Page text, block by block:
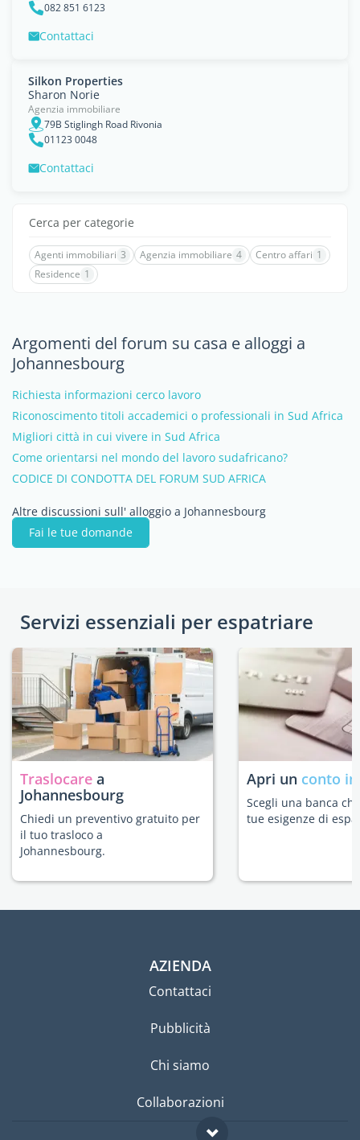
082 851 6123
Contattaci
Silkon Properties
Sharon Norie
Agenzia immobiliare
79B Stiglingh Road Rivonia
01123 0048
Contattaci
Cerca per categorie
Agenti immobiliari 3 Agenzia immobiliare 4 Centro affari 1
Residence 1
Argomenti del forum su casa e alloggi a
Johannesbourg
Richiesta informazioni cerco lavoro
Riconoscimento titoli accademici o professionali in Sud Africa
Migliori città in cui vivere in Sud Africa
Come orientarsi nel mondo del lavoro sudafricano?
CODICE DI CONDOTTA DEL FORUM SUD AFRICA
Altre discussioni sull' alloggio a Johannesbourg
Fai le tue domande
Servizi essenziali per espatriare
Traslocare a
Johannesbourg
Chiedi un preventivo gratuito per
il tuo trasloco a
Johannesbourg.
Apri un conto
Scegli una banca
tue esigenze di
AZIENDA
Contattaci
Pubblicità
Chi siamo
Collaborazioni